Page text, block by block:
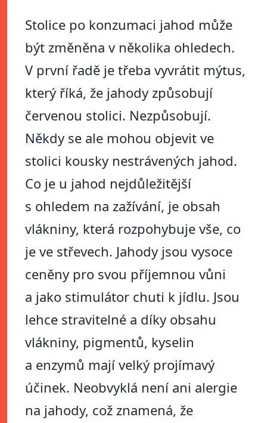
Stolice po konzumaci jahod může
být změněna v několika ohledech.
V první řadě je třeba vyvrátit mýtus,
který říká, že jahody způsobují
červenou stolici. Nezpůsobují.
Někdy se ale mohou objevit ve
stolici kousky nestrávených jahod.
Co je u jahod nejdůležitější
s ohledem na zažívání, je obsah
vlákniny, která rozpohybuje vše, co
je ve střevech. Jahody jsou vysoce
ceněny pro svou příjemnou vůni
a jako stimulátor chuti k jídlu. Jsou
lehce stravitelné a díky obsahu
vlákniny, pigmentů, kyselin
a enzymů mají velký projímavý
účinek. Neobvyklá není ani alergie
na jahody, což znamená, že